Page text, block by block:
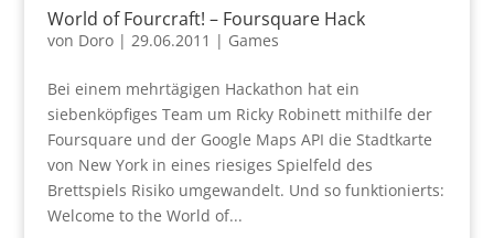
World of Fourcraft! – Foursquare Hack
von Doro| 29.06.2011 | Games
Bei einem mehrtägigen Hackathon hat ein
siebenköpfiges Team um Ricky Robinett mithilfe der
Foursquare und der Google Maps API die Stadtkarte
von New York in eines riesiges Spielfeld des
Brettspiels Risiko umgewandelt. Und so funktionierts:
Welcome to the World of...